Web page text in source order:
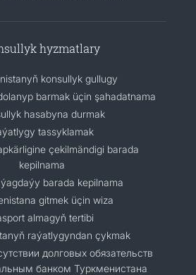
hyzmatlary
konsullyk gullugy
barmak üçin şahadatnama
hasabyna durmak
tassyklamak
çekilmändigi barada
kepilnama
barada kepilnama
gitmek üçin wiza
almagyň tertibi
raýatlygyndan çykmak
долговых обязательств
банком Туркменистана